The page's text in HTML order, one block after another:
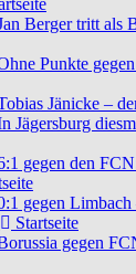
Berger tritt als
Punkte
Jänicke –
Jägersburg
gegen den
gegen Limbach
Startseite
gegen